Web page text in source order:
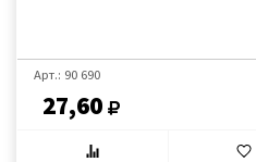
Арт.: 90 690
27,60